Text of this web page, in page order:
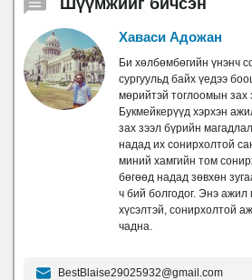
Шүүмжийг бичсэн
Хаваси Адожан
Би хөлбөмбөгийн үнэнч
сургуульд байх үедээ
мөрийтэй тоглоомын зах
Букмейкерүүд хэрхэн
зах зээл бүрийн
надад их сонирхолтой
миний хамгийн том
бөгөөд надад зөвхөн
ч бий болгодог. Энэ
хүсэлтэй, сонирхолтой
чадна.
BestBlaise29025932@gmail.com